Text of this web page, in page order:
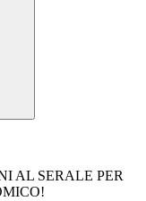
AL SERALE PER